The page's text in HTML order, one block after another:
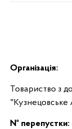
Організація:
Товариство з
"Кузнецовське
№ перепустки: